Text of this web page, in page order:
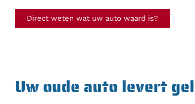
Direct weten wat uw auto waard is?
Uw oude auto levert